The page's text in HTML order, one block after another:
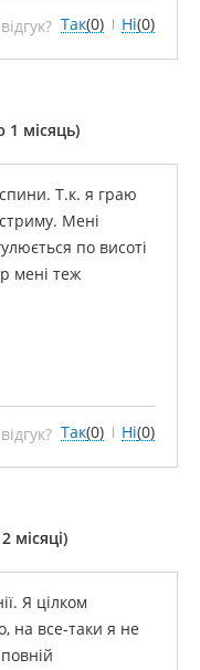
Так(0) Ні(0)
1 місяць)
Т.к. я граю
Мені
по висоті
мені теж
Так(0) Ні(0)
місяці)
Я цілком
на все-таки я не